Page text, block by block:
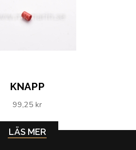
KNAPP
99,25 kr
LÄS MER